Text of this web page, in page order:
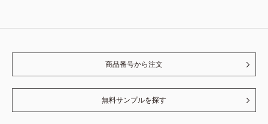
商品番号から注文
無料サンプルを探す